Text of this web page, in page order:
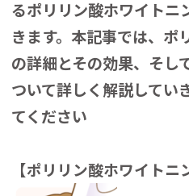
るポリリン酸ホワイトニ
きます。本記事では、ポ
の詳細とその効果、そし
ついて詳しく解説してい
てください
【ポリリン酸ホワイトニ